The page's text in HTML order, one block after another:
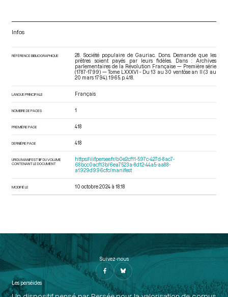
Infos
RÉFÉRENCE BIBLIOGRAPHIQUE
28. Société populaire de Gauriac. Dons. Demande que les
prêtres soient payés par leurs fidèles. Dans : Archives
parlementaires de la Révolution Française — Première série
(1787-1799) — Tome LXXXVI - Du 13 au 30 ventôse an II (3 au
20 mars 1794) . 1965. p. 418.
LANGUE PRINCIPALE Français
NOMBRE DE PAGES 1
PREMIÈRE PAGE 418
DERNIÈRE PAGE 418
URI DU MANIFEST IIIF DU VOLUME
CONTENANT LE DOCUMENT
https://iiif.persee.fr/b0e2cf11-597c-427d-8ac7-
68bcc0acf13b/6ea7523a-8d12-44a5-aa88-
a1929d996cfc/manifest
MODIFIÉ LE 10 octobre 2024 à 18:18
Suivez-nous
Les perséides